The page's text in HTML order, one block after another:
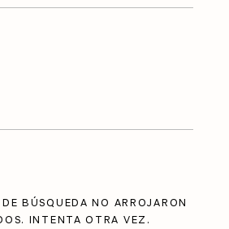
BÚSQUEDA NO ARROJARON
INTENTA OTRA VEZ.